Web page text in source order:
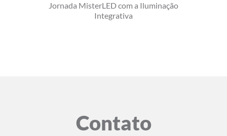
Jornada MisterLED com a Iluminação
Integrativa
Contato